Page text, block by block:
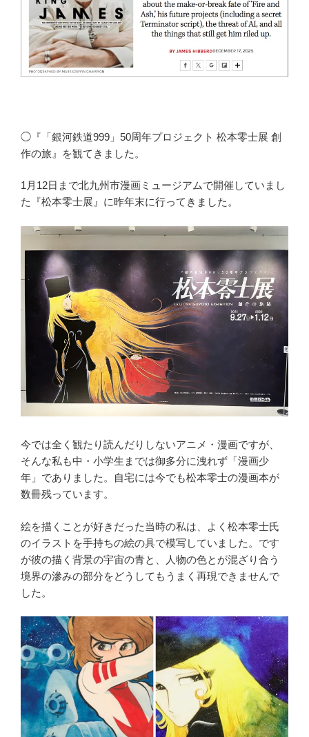
◯『「銀河鉄道999」50周年プロジェクト 松本零士展 創
作の旅』を観てきました。
1月12日まで北九州市漫画ミュージアムで開催していまし
た『松本零士展』に昨年末に行ってきました。
今では全く観たり読んだりしないアニメ・漫画ですが、
そんな私も中・小学生までは御多分に洩れず「漫画少
年」でありました。自宅には今でも松本零士の漫画本が
数冊残っています。
絵を描くことが好きだった当時の私は、よく松本零士氏
のイラストを手持ちの絵の具で模写していました。です
が彼の描く背景の宇宙の青と、人物の色とが混ざり合う
境界の滲みの部分をどうしてもうまく再現できませんで
した。